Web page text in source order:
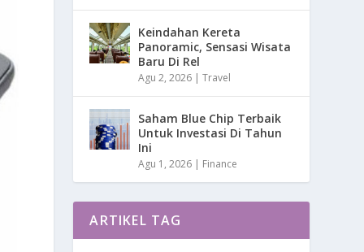
Keindahan Kereta
Panoramic, Sensasi Wisata
Baru Di Rel
Agu 2, 2026 |Travel
Saham Blue Chip Terbaik
Untuk Investasi Di Tahun
Ini
Agu 1, 2026 | Finance
ARTIKEL TAG